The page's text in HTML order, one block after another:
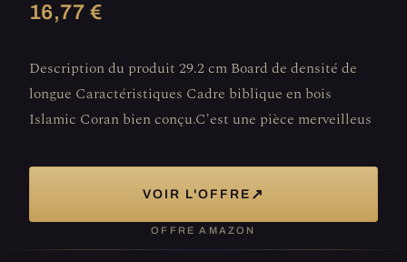
16,77 €
Description du produit 29.2 cm Board de densité de
longue Caractéristiques Cadre biblique en bois
Islamic Coran bien conçu.C'est une pièce merveilleus
VOIR L'OFFRE ↗
OFFRE AMAZON